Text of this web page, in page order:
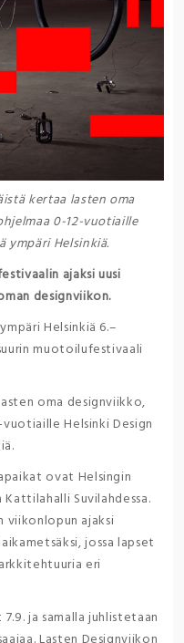
kertaa lasten oma
0-12-vuotiaille
ympäri Helsinkiä.
ajaksi uusi
designviikon.
Helsinkiä 6.–
muotoilufestivaali
oma designviikko,
Helsinki Design
ovat Helsingin
Suvilahdessa.
viikonlopun ajaksi
jossa lapset
eri
ja samalla juhlistetaan